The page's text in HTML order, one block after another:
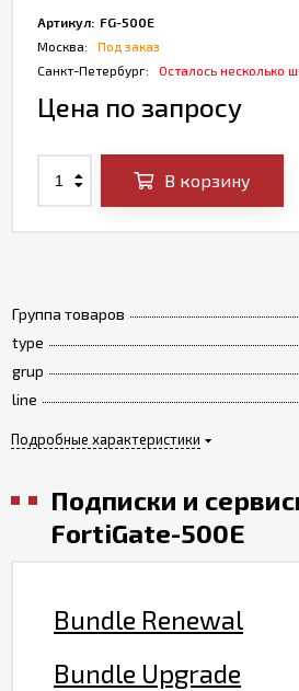
Группа товаров
type
grup
line
Подробные характеристики
Артикул: FG-500E
Москва:
Под заказ
Санкт-Петербург:
Осталось несколько
Цена по запросу
В корзину
Подписки и
FortiGate-500E
Bundle Renewal
Bundle Upgrade